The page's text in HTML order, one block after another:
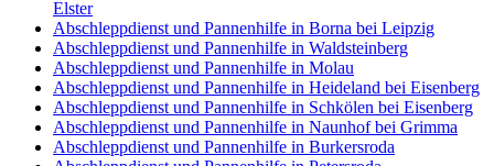
Elster
Abschleppdienst und Pannenhilfe in Borna bei Leipzig
Abschleppdienst und Pannenhilfe in Waldsteinberg
Abschleppdienst und Pannenhilfe in Molau
Abschleppdienst und Pannenhilfe in Heideland bei Eisenberg
Abschleppdienst und Pannenhilfe in Schkölen bei Eisenberg
Abschleppdienst und Pannenhilfe in Naunhof bei Grimma
Abschleppdienst und Pannenhilfe in Burkersroda